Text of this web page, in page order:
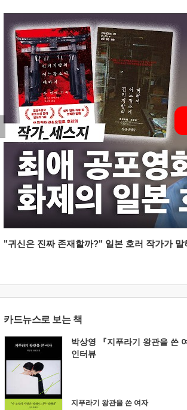
"귀신은 진짜 존재할까?" 일본 호러 작가가
카드뉴스로 보는 책
박상영 『지푸라기 왕관을 쓴
인터뷰
지푸라기 왕관을 쓴 여자